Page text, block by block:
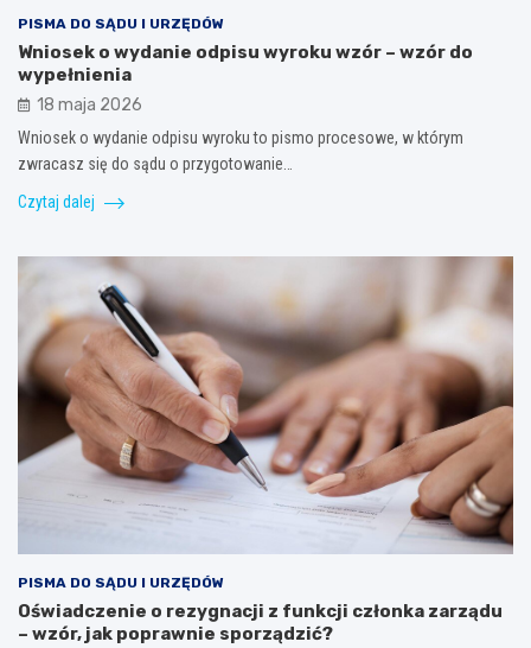
PISMA DO SĄDU I URZĘDÓW
Wniosek o wydanie odpisu wyroku wzór – wzór do
wypełnienia
18 maja 2026
Wniosek o wydanie odpisu wyroku to pismo procesowe, w którym
zwracasz się do sądu o przygotowanie…
Czytaj dalej
PISMA DO SĄDU I URZĘDÓW
Oświadczenie o rezygnacji z funkcji członka zarządu
– wzór, jak poprawnie sporządzić?